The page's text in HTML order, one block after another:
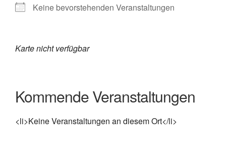
Keine bevorstehenden Veranstaltungen
Karte nicht verfügbar
Kommende Veranstaltungen
<li>Keine Veranstaltungen an diesem Ort</li>